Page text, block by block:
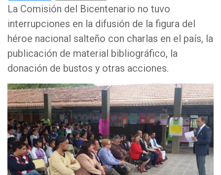
La Comisión del Bicentenario no tuvo
interrupciones en la difusión de la figura del
héroe nacional salteño con charlas en el país, la
publicación de material bibliográfico, la
donación de bustos y otras acciones.